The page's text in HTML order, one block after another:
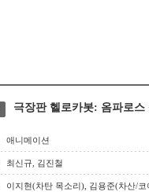
극장판 헬로카봇: 옴파로스
애니메이션
최신규, 김진철
이지현(차탄 목소리), 김용준(차산/코